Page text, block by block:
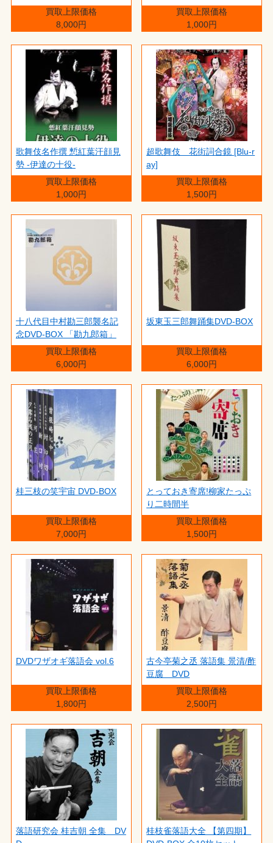
買取上限価格
8,000円
買取上限価格
1,000円
歌舞伎名作撰 慙紅葉汗顔見
勢 -伊達の十役-
買取上限価格
1,000円
超歌舞伎 花街詞合鏡 [Blu-r
ay]
買取上限価格
1,500円
十八代目中村勘三郎襲名記
念DVD-BOX 「勘九郎箱」
買取上限価格
6,000円
坂東玉三郎舞踊集DVD-BOX
買取上限価格
6,000円
桂三枝の笑宇宙 DVD-BOX
買取上限価格
7,000円
とっておき寄席!柳家たっぷ
り二時間半
買取上限価格
1,500円
DVDワザオギ落語会 vol.6
買取上限価格
1,800円
古今亭菊之丞 落語集 景清/酢
豆腐 DVD
買取上限価格
2,500円
落語研究会 桂吉朝 全集 DV
桂枝雀落語大全 【第四期】